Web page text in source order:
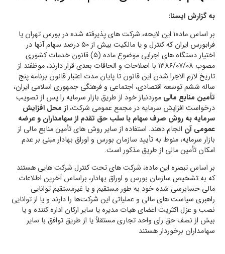
به گزارش ایسنا:
بر اساس ماده۱ این لایحه، شرکت های پذیرفته‏ شده در بورس تهران یا
فرابورس ایران که کنترل و یا مالکیت بیش از ۵۰ درصد سهام آنها در
اختیار دستگاه‏ های اجرایی موضوع ماده (۵) قانون خدمات کشوری
مصوب ۱۳۸۶/۰۷/۰۸ با اصلاحات و الحاقات بعدی قرار دارند، موظفند از
تاریخ لازم‏ الاجرا شدن این قانون تا پایان مدت اعتبار قانون برنامه پنج
ساله ششم توسعه اقتصادی، اجتماعی و فرهنگی جمهوری اسلامی ایران،
تأمین منابع مالی موردنیاز خود از طریق بازار سرمایه را پس از تصویب
درخواست افزایش سرمایه در مجمع عمومی شرکت،از محل افزایش
سرمایه به روش صرف سهام با سلب حق تقدم از سهامداران و عرضه
عمومی آن انجام دهند. استفاده از سایر روش های تأمین منابع مالی از
بازار سرمایه، منوط به تأیید سازمان بورس و اوراق بهادار مبنی بر عدم
امکان تأمین مالی از طریق مذکور است.
بر اساس تبصره این ماده، شرکت های تحت کنترل شرکت‏ هایی هستند
که به تشخیص سازمان بورس و اوراق بهادار، براساس آخرین اطلاعات
مالی حسابرسی شده خود به طور مستقیم و یا غیرمستقیم توانایی
راهبری سیاست های مالی و عملیاتی این شرکت‌ها را دارند و یا از توانایی
نصب و عزل اکثریت اعضای هیات مدیره یا سایر ارکان اداره کننده و یا
بیش از نصف حق رای واحد تجاری مستقلاً یا از طریق توافق با سایر
سهامداران برخوردار هستند